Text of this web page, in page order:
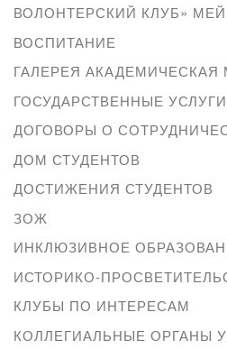
ВОЛОНТЕРСКИЙ КЛУБ»
ВОСПИТАНИЕ
ГАЛЕРЕЯ
ГОСУДАРСТВЕННЫЕ УСЛУГИ
ДОГОВОРЫ О
ДОМ СТУДЕНТОВ
ДОСТИЖЕНИЯ СТУДЕНТОВ
ЗОЖ
ИНКЛЮЗИВНОЕ
ИСТОРИКО-
КЛУБЫ ПО ИНТЕРЕСАМ
КОЛЛЕГИАЛЬНЫЕ ОРГАНЫ